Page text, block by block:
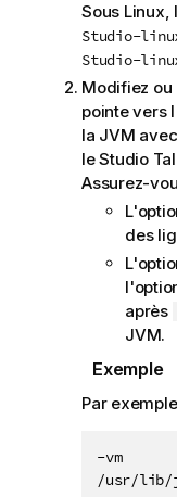
Sous Linux,
Studio-
Studio-
Modifiez ou
pointe vers
la JVM
leStudio
Assurez-
des
après
JVM.
Exemple
Par
-vm
/usr/lib/